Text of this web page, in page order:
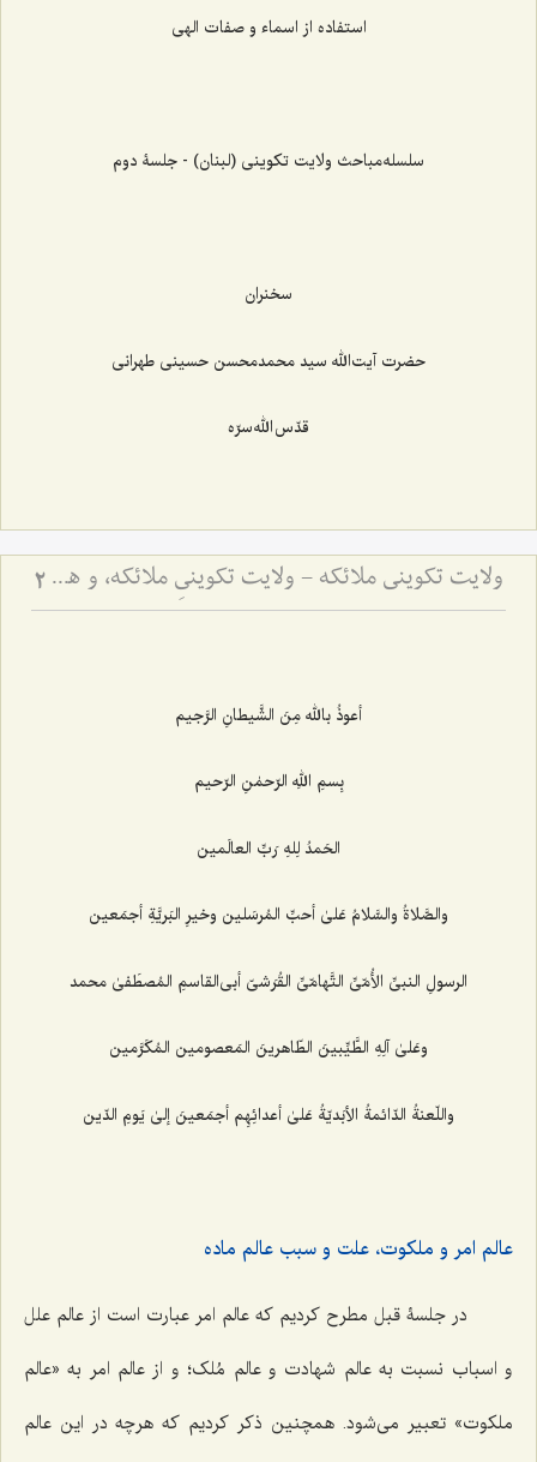
استفاده از اسماء و صفات الهی
سلسله‌مباحث ولایت تکوینی (لبنان) - جلسۀ دوم
سخنران
حضرت آیت‌الله سید محمدمحسن حسینی طهرانی
قدّس الله سرّه
ولایت تکوینی ملائکه - ولایت تکوینیِ ملائکه، و همانندیِ انسان و جن و شیطان با ملائکه، در استفاده از اسماء و صفات الهی 2
أعوذُ بالله مِنَ الشَّیطانِ الرَّجیم
بِسمِ اللهِ الرّحمٰنِ الرّحیم
الحَمدُ لِلهِ رَبِّ العالَمین
والصَّلاةُ والسَّلامُ عَلیٰ أحبِّ المُرسَلین وخیرِ البَریَّةِ أجمَعین
الرسولِ النبیِّ الأُمّیِّ التَّهامّیِّ القُرَشیّ أبی‌القاسمِ المُصطَفیٰ محمد
وعَلیٰ آلِهِ الطَّیِّبینَ الطّاهرینَ المَعصومین المُکَرَّمین
واللّعنةُ الدّائمةُ الأبَدیّةُ عَلیٰ أعدائِهِم أجمَعینَ إلیٰ یَومِ الدّین
عالم امر و ملکوت، علت و سبب عالم ماده
در جلسۀ قبل مطرح کردیم که عالم امر عبارت است از عالم علل
و اسباب نسبت به عالم شهادت و عالم مُلک؛ و از عالم امر به «عالم
ملکوت» تعبیر می‌شود. همچنین ذکر کردیم که هرچه در این عالم